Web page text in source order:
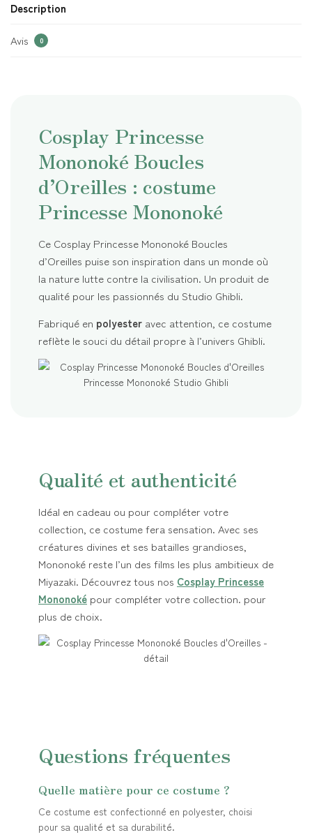
Description
Avis 0
Cosplay Princesse
Mononoké Boucles
d’Oreilles : costume
Princesse Mononoké
Ce Cosplay Princesse Mononoké Boucles
d’Oreilles puise son inspiration dans un monde où
la nature lutte contre la civilisation. Un produit de
qualité pour les passionnés du Studio Ghibli.
Fabriqué en polyester avec attention, ce costume
reflète le souci du détail propre à l’univers Ghibli.
Qualité et authenticité
Idéal en cadeau ou pour compléter votre
collection, ce costume fera sensation. Avec ses
créatures divines et ses batailles grandioses,
Mononoké reste l’un des films les plus ambitieux de
Miyazaki. Découvrez tous nos Cosplay Princesse
Mononoké pour compléter votre collection. pour
plus de choix.
Questions fréquentes
Quelle matière pour ce costume ?
Ce costume est confectionné en polyester, choisi
pour sa qualité et sa durabilité.